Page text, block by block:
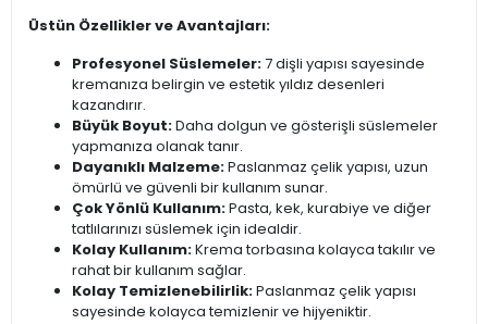
Üstün Özellikler ve Avantajları:
Profesyonel Süslemeler:7 dişli yapısı sayesinde
kremanıza belirgin ve estetik yıldız desenleri
kazandırır.
Büyük Boyut:Daha dolgun ve gösterişli süslemeler
yapmanıza olanak tanır.
Dayanıklı Malzeme:Paslanmaz çelik yapısı, uzun
ömürlü ve güvenli bir kullanım sunar.
Çok Yönlü Kullanım:Pasta, kek, kurabiye ve diğer
tatlılarınızı süslemek için idealdir.
Kolay Kullanım:Krema torbasına kolayca takılır ve
rahat bir kullanım sağlar.
Kolay Temizlenebilirlik:Paslanmaz çelik yapısı
sayesinde kolayca temizlenir ve hijyeniktir.